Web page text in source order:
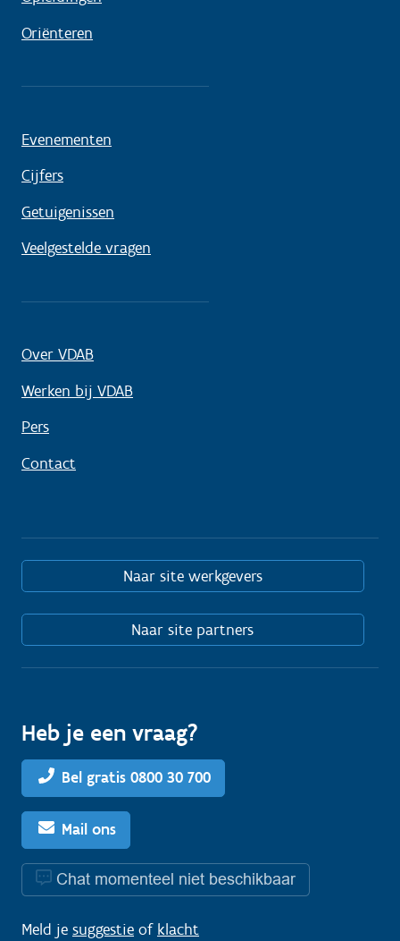
Oriënteren
Evenementen
Cijfers
Getuigenissen
Veelgestelde vragen
Over VDAB
Werken bij VDAB
Pers
Contact
Naar site werkgevers
Naar site partners
Heb je een vraag?
Bel gratis 0800 30 700
Mail ons
Chat momenteel niet beschikbaar
Meld je suggestie of klacht